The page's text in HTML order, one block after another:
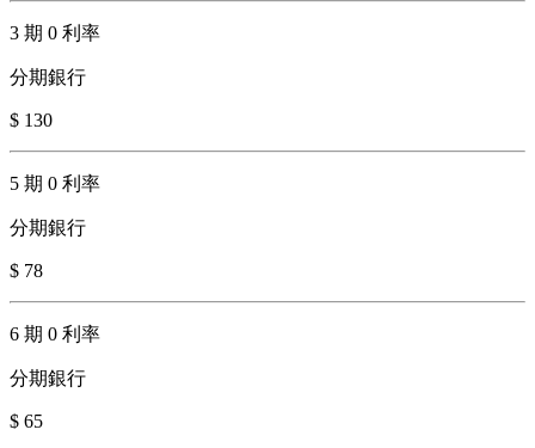
3 期 0 利率
分期銀行
$ 130
5 期 0 利率
分期銀行
$ 78
6 期 0 利率
分期銀行
$ 65